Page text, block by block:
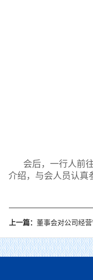
黄河监理故事 · 王芹
会后，一行人前往
介绍，与会人员认真
上一篇： 董事会对公司经营管